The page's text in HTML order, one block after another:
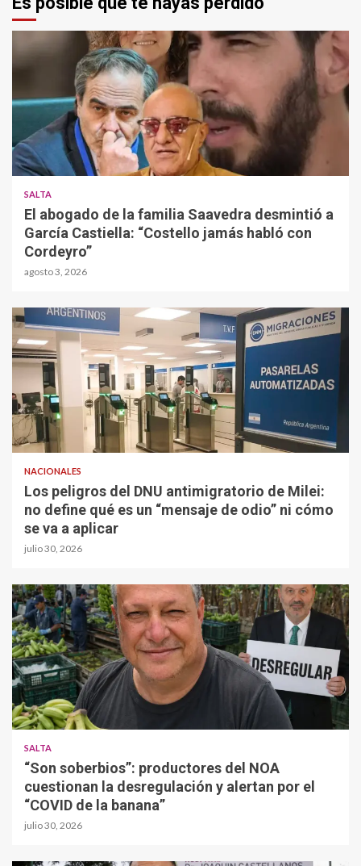
SALTA
El abogado de la familia Saavedra desmintió a
García Castiella: “Costello jamás habló con
Cordeyro”
agosto 3, 2026
NACIONALES
Los peligros del DNU antimigratorio de Milei:
no define qué es un “mensaje de odio” ni cómo
se va a aplicar
julio 30, 2026
SALTA
“Son soberbios”: productores del NOA
cuestionan la desregulación y alertan por el
“COVID de la banana”
julio 30, 2026